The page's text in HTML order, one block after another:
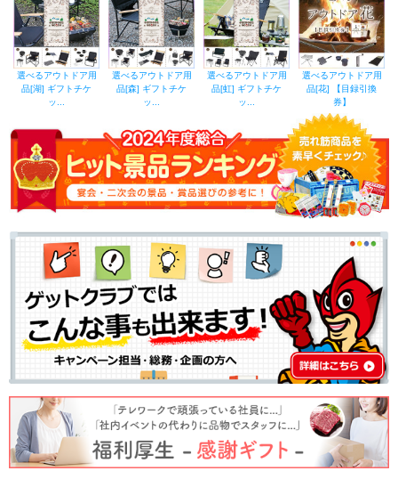
選べるアウトドア用
品[湖] ギフトチケ
ッ...
選べるアウトドア用
品[森] ギフトチケ
ッ...
選べるアウトドア用
品[虹] ギフトチケ
ッ...
選べるアウトドア用
品[花] 【目録引換
券】